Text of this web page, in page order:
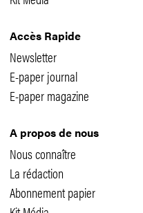
Accès Rapide
Newsletter
E-paper journal
E-paper magazine
A propos de nous
Nous connaître
La rédaction
Abonnement papier